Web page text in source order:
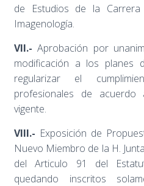
de Estudios de la
Imagenología.
VII.-Aprobación por
modificación a los planes
regularizar el
profesionales de acuerdo
vigente.
VIII.- Exposición de
Nuevo Miembro de la H.
del Articulo 91 del
quedando inscritos